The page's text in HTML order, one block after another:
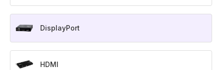
DisplayPort
HDMI